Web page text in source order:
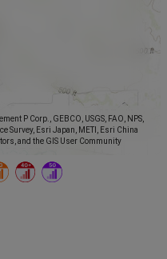
P Corp., GEBCO, USGS, FAO, NPS,
Survey, Esri Japan, METI, Esri China
and the GIS User Community